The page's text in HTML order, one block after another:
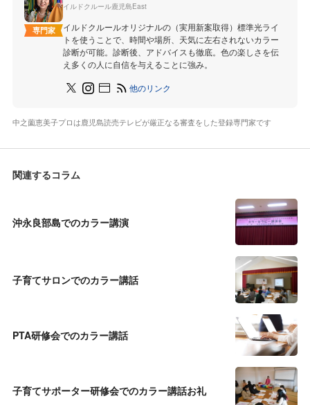
専門家
イルドクルール鹿児島East
イルドクルールオリジナルの（実用新案取得）標準光ライ
トを使うことで、時間や場所、天気に左右されないカラー
診断が可能。診断後、アドバイスも徹底。色の楽しさを伝
え多くの人に自信を与えることに強み。
他のリンク
中之薗恵美子プロは鹿児島読売テレビが厳正なる審査をした登録専門家です
関連するコラム
沖永良部島でのカラー講演
子育てサロンでのカラー講話
PTA研修会でのカラー講話
子育てサポーター研修会でのカラー講話お礼